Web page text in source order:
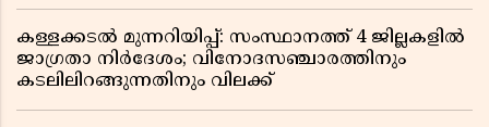
കള്ളക്കടൽ മുന്നറിയിപ്പ്: സംസ്ഥാനത്ത് 4 ജില്ലകളിൽ
ജാഗ്രതാ നിർദേശം; വിനോദസഞ്ചാരത്തിനും
കടലിലിറങ്ങുന്നതിനും വിലക്ക്